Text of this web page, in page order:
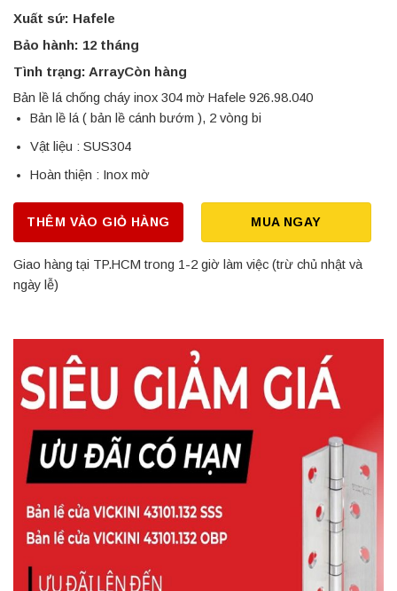
Xuất sứ: Hafele
Bảo hành: 12 tháng
Tình trạng: ArrayCòn hàng
Bản lề lá chống cháy inox 304 mờ Hafele 926.98.040
Bản lề lá ( bản lề cánh bướm ), 2 vòng bi
Vật liệu : SUS304
Hoàn thiện : Inox mờ
THÊM VÀO GIỎ HÀNG MUA NGAY
Giao hàng tại TP.HCM trong 1-2 giờ làm việc (trừ chủ nhật và
ngày lễ)